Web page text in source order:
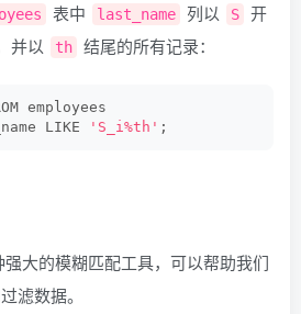
表中 last_name 列以 S
开
并以 th 结尾的所有记录：
employees
LIKE
'S_i%th' ;
大的模糊匹配工具，可以帮助我们
滤数据。